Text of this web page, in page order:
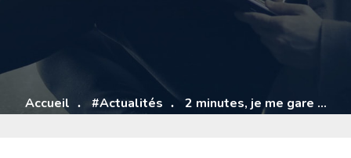
Accueil #Actualités 2 minutes, je me gare …